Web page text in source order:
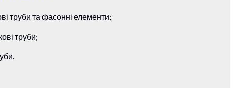
труби та фасонні елементи;
труби;